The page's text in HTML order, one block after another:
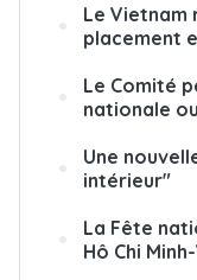
Le Vietnam
placement
Le Comité
nationale
Une
intérieur"
La Fête
Hô Chi